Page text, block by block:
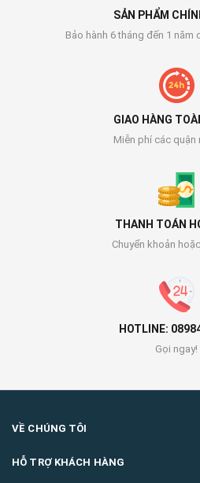
SẢN PHẨM
Bảo hành 6 tháng đến 1 năm
GIAO HÀNG
Miễn phí các quận
THANH TOÁN
Chuyển khoản
HOTLINE:
Gọi ngay!
VỀ CHÚNG TÔI
HỖ TRỢ KHÁCH HÀNG